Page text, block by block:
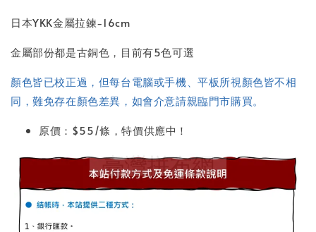
日本YKK金屬拉鍊-16cm
金屬部份都是古銅色，目前有5色可選
顏色皆已校正過，但每台電腦或手機、平板所視顏色皆不相
同，難免存在顏色差異，如會介意請親臨門市購買。
原價：$55/條，特價供應中！